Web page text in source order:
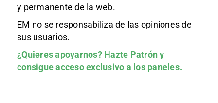
y permanente de la web.
EM no se responsabiliza de las opiniones de
sus usuarios.
¿Quieres apoyarnos? Hazte Patróny
consigue acceso exclusivo a los paneles.